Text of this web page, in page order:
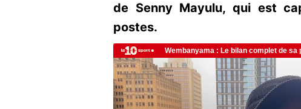
de Senny Mayulu, qui est
postes.